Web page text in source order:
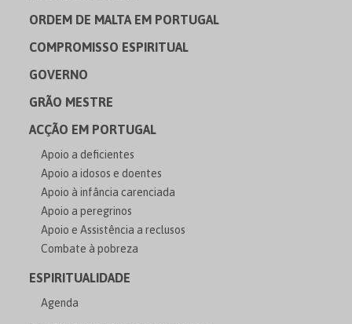
ORDEM DE MALTA EM PORTUGAL
COMPROMISSO ESPIRITUAL
GOVERNO
GRÃO MESTRE
ACÇÃO EM PORTUGAL
Apoio a deficientes
Apoio a idosos e doentes
Apoio à infância carenciada
Apoio a peregrinos
Apoio e Assistência a reclusos
Combate à pobreza
ESPIRITUALIDADE
Agenda